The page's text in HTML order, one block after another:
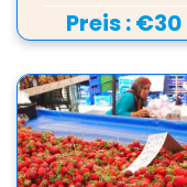
Preis :€30